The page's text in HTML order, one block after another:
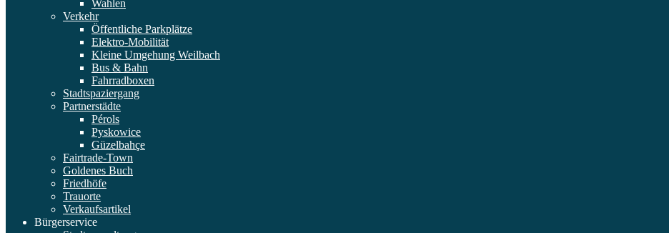
Wahlen
Verkehr
Öffentliche Parkplätze
Elektro-Mobilität
Kleine Umgehung Weilbach
Bus & Bahn
Fahrradboxen
Stadtspaziergang
Partnerstädte
Pérols
Pyskowice
Güzelbahçe
Fairtrade-Town
Goldenes Buch
Friedhöfe
Trauorte
Verkaufsartikel
Bürgerservice